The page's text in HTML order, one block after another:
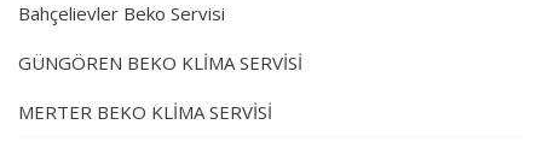
Bahçelievler Beko Servisi
GÜNGÖREN BEKO KLİMA SERVİSİ
MERTER BEKO KLİMA SERVİSİ